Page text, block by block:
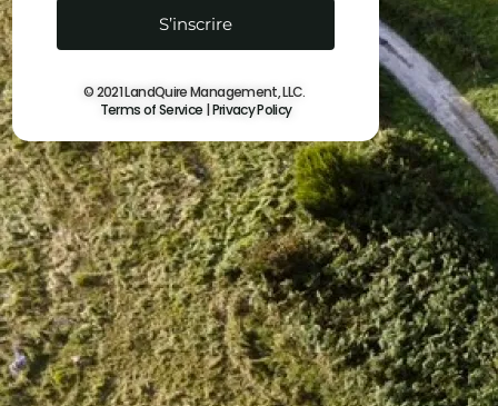
© 2021 LandQuire Management, LLC.
Terms of Service |Privacy Policy